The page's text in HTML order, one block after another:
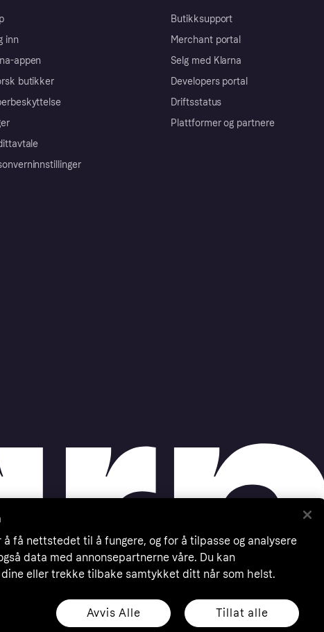
inn
appen
butikker
Butikksupport
Merchant portal
Selg med Klarna
Developers portal
Driftsstatus
Plattformer og partnere
få nettstedet til å fungere, og for å tilpasse og analysere
data med annonsepartnerne våre. Du kan
eller trekke tilbake samtykket ditt når som helst.
Avvis Alle Tillat alle